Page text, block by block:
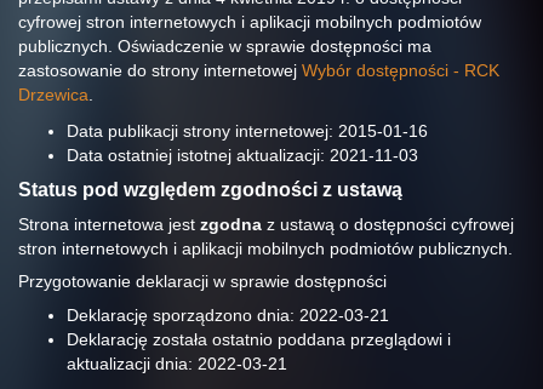
cyfrowej stron internetowych i aplikacji mobilnych podmiotów
publicznych. Oświadczenie w sprawie dostępności ma
zastosowanie do strony internetowej Wybór dostępności - RCK
Drzewica
Data publikacji strony internetowej: 2015-01-16
Data ostatniej istotnej aktualizacji: 2021-11-03
Status pod względem zgodności z ustawą
Strona internetowa jest zgodna z ustawą o dostępności cyfrowej
stron internetowych i aplikacji mobilnych podmiotów publicznych.
Przygotowanie deklaracji w sprawie dostępności
Deklarację sporządzono dnia: 2022-03-21
Deklarację została ostatnio poddana przeglądowi i
aktualizacji dnia: 2022-03-21